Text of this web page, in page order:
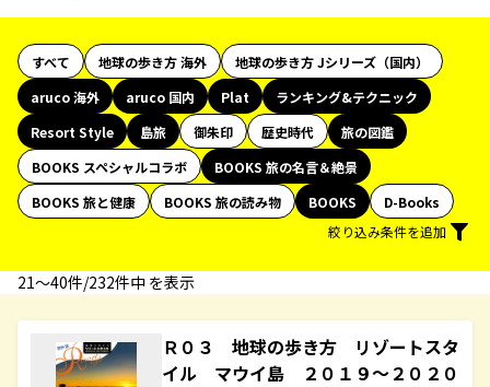
すべて 地球の歩き方 海外
地球の歩き方 Jシリーズ（国内）
aruco 海外
aruco 国内 Plat
ランキング&テクニック
Resort Style
島旅 御朱印 歴史時代
旅の図鑑
BOOKS スペシャルコラボ
BOOKS 旅の名言＆絶景
BOOKS 旅と健康
BOOKS 旅の読み物 BOOKS
D-Books
絞り込み条件を追加
21〜40件/232件中 を表示
Ｒ０３ 地球の歩き方 リゾートスタ
イル マウイ島 ２０１９～２０２０